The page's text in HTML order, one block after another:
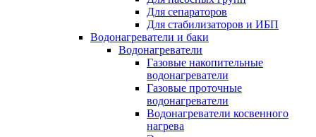
Для сепараторов
Для стабилизаторов и ИБП
Водонагреватели и баки
Водонагреватели
Газовые накопительные
водонагреватели
Газовые проточные
водонагреватели
Водонагреватели косвенного
нагрева